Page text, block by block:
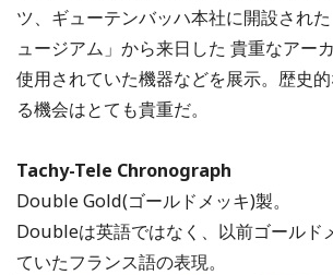
ツ、ギューテンバッハ本社に開設され
ュージアム」から来日した 貴重なアー
使用されていた機器などを展示。歴史
る機会はとても貴重だ。
Tachy-Tele Chronograph
Double Gold(ゴールドメッキ)製。
Doubleは英語ではなく、以前ゴールド
ていたフランス語の表現。